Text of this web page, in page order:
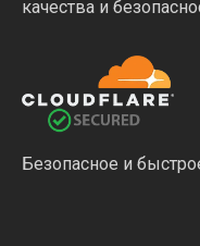
качества и
Безопасное и